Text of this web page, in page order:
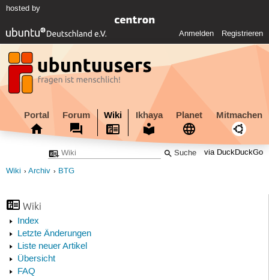
hosted by
Anmelden Registrieren
Portal Forum Wiki Ikhaya Planet Mitmachen
via DuckDuckGo
Wiki Archiv BTG
Wiki
Index
Letzte Änderungen
Liste neuer Artikel
Übersicht
FAQ